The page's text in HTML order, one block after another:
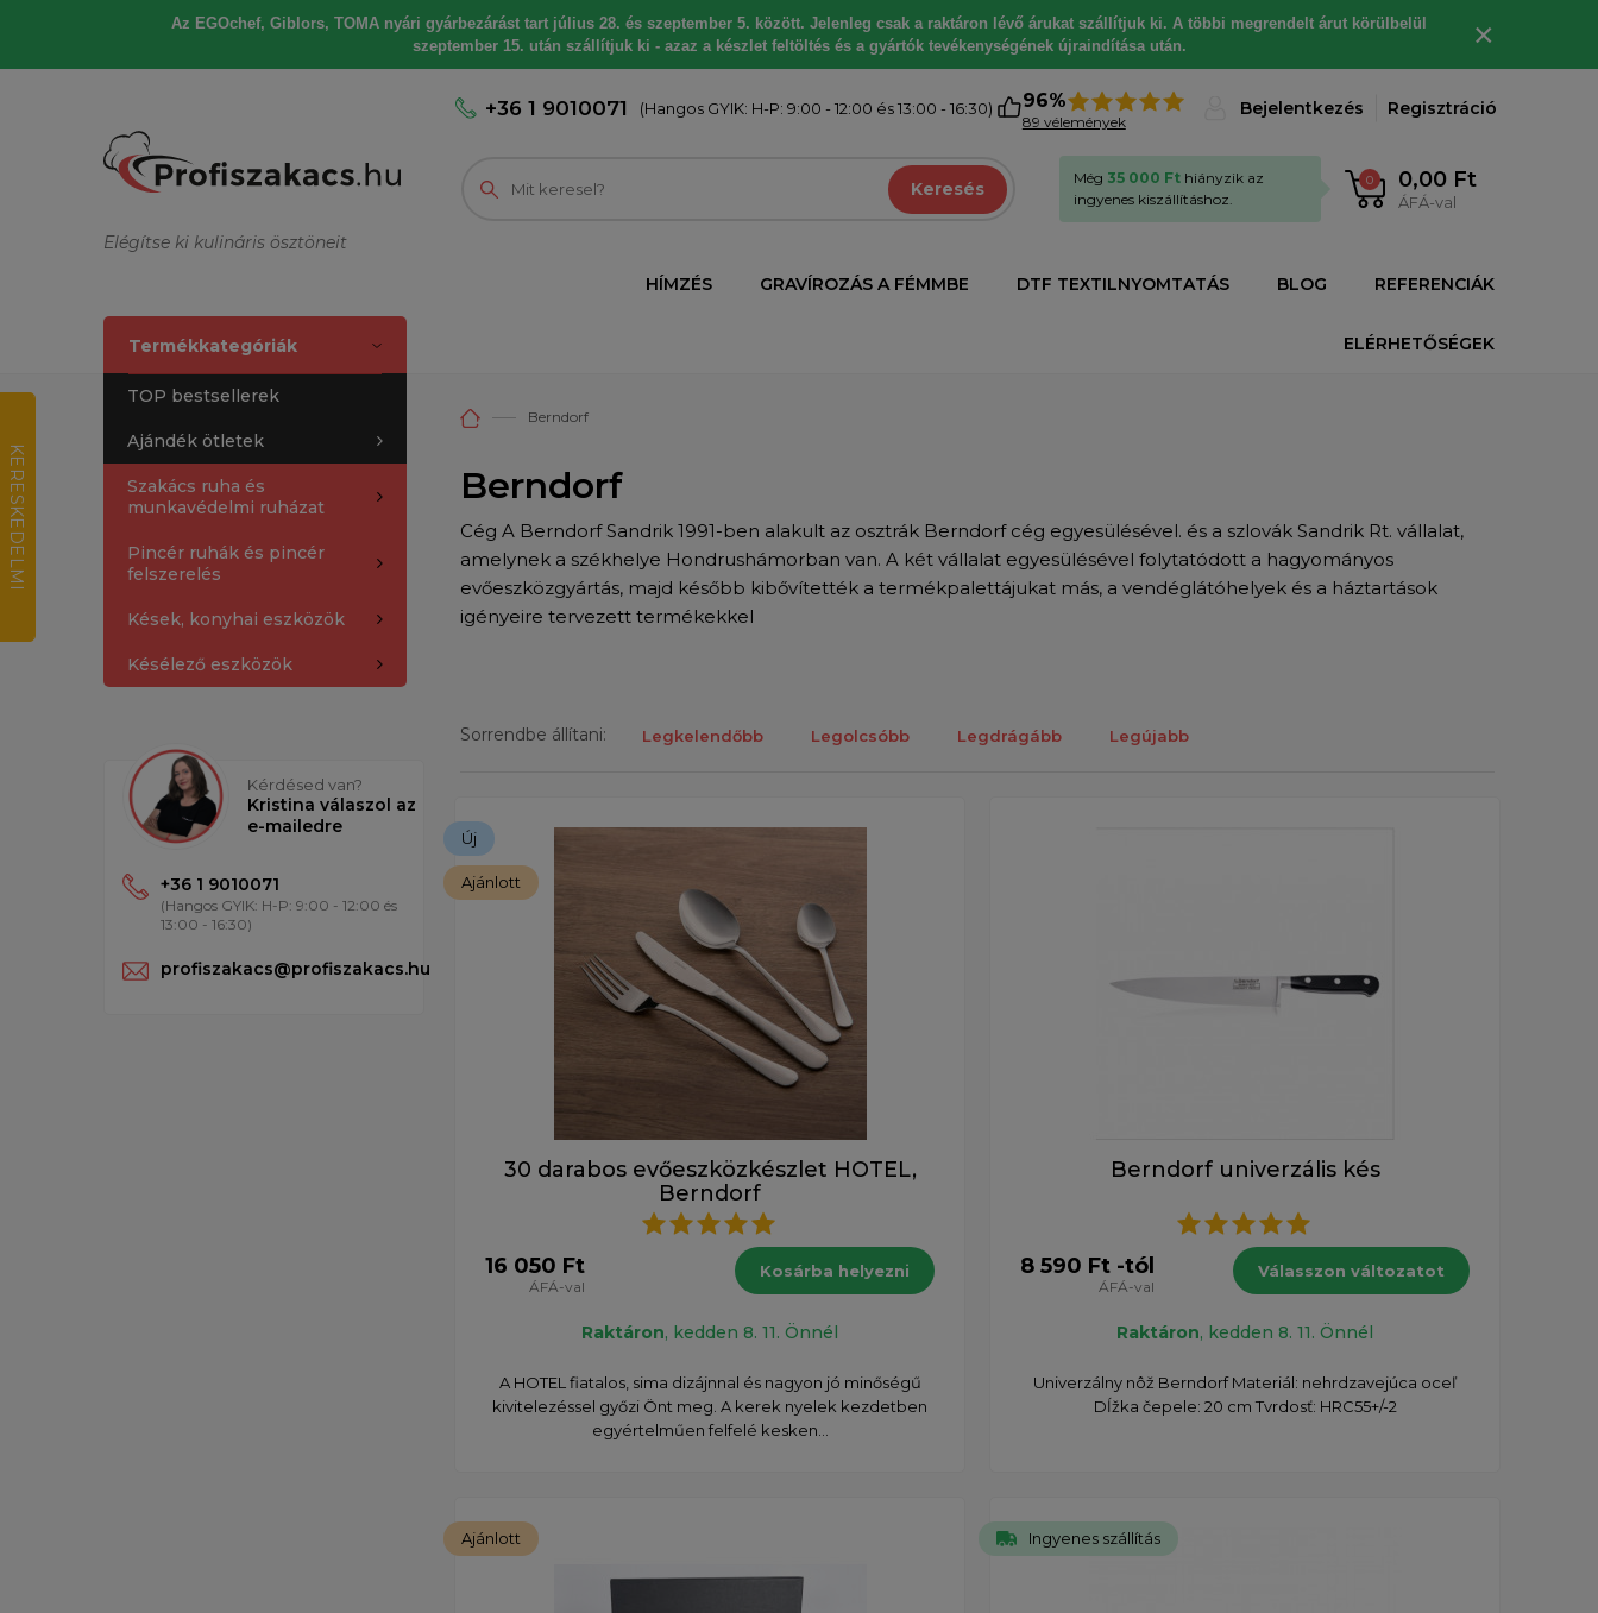
Az EGOchef, Giblors, TOMA nyári gyárbezárást tart július 28. és szeptember 5. között. Jelenleg csak a raktáron lévő árukat szállítjuk ki. A többi megrendelt árut körülbelül
szeptember 15. után szállítjuk ki - azaz a készlet feltöltés és a gyártók tevékenységének újraindítása után.
×
Elégítse ki kulináris ösztöneit
+36 1 9010071 (Hangos GYIK: H-P: 9:00 - 12:00 és 13:00 - 16:30) 96%
89 vélemények
Bejelentkezés Regisztráció
Keresés 0 0,00 Ft
ÁFÁ-val
Még 35 000 Ft hiányzik az
ingyenes kiszállításhoz.
HÍMZÉS GRAVÍROZÁS A FÉMMBE DTF TEXTILNYOMTATÁS BLOG REFERENCIÁK
ELÉRHETŐSÉGEK
Termékkategóriák
TOP bestsellerek
Ajándék ötletek
Szakács ruha és
munkavédelmi ruházat
Pincér ruhák és pincér
felszerelés
Kések, konyhai eszközök
Késélező eszközök
Kérdésed van?
Kristina válaszol az
e-mailedre
+36 1 9010071
(Hangos GYIK: H-P: 9:00 - 12:00 és
13:00 - 16:30)
profiszakacs@profiszakacs.hu
Berndorf
Berndorf
Cég A Berndorf Sandrik 1991-ben alakult az osztrák Berndorf cég egyesülésével. és a szlovák Sandrik Rt. vállalat,
amelynek a székhelye Hondrushámorban van. A két vállalat egyesülésével folytatódott a hagyományos
evőeszközgyártás, majd később kibővítették a termékpalettájukat más, a vendéglátóhelyek és a háztartások
igényeire tervezett termékekkel
Sorrendbe állítani: Legkelendőbb Legolcsóbb Legdrágább Legújabb
Új
Ajánlott
30 darabos evőeszközkészlet HOTEL,
Berndorf
16 050 Ft
ÁFÁ-val
Kosárba helyezni
Raktáron, kedden 8. 11. Önnél
A HOTEL fiatalos, sima dizájnnal és nagyon jó minőségű
kivitelezéssel győzi Önt meg. A kerek nyelek kezdetben
egyértelműen felfelé kesken...
Berndorf univerzális kés
8 590 Ft -tól
ÁFÁ-val
Válasszon változatot
Raktáron, kedden 8. 11. Önnél
Univerzálny nôž Berndorf Materiál: nehrdzavejúca oceľ
Dĺžka čepele: 20 cm Tvrdosť: HRC55+/-2
Ajánlott Ingyenes szállítás
K
E
R
E
S
K
E
D
E
L
M
I
R
T
É
K
E
L
É